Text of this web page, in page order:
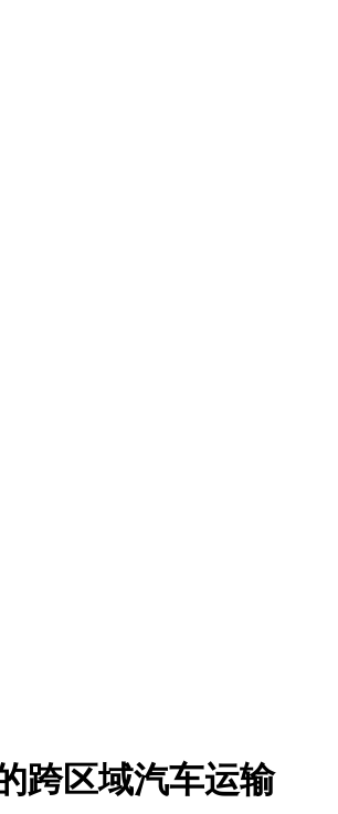
跨区域汽车运输